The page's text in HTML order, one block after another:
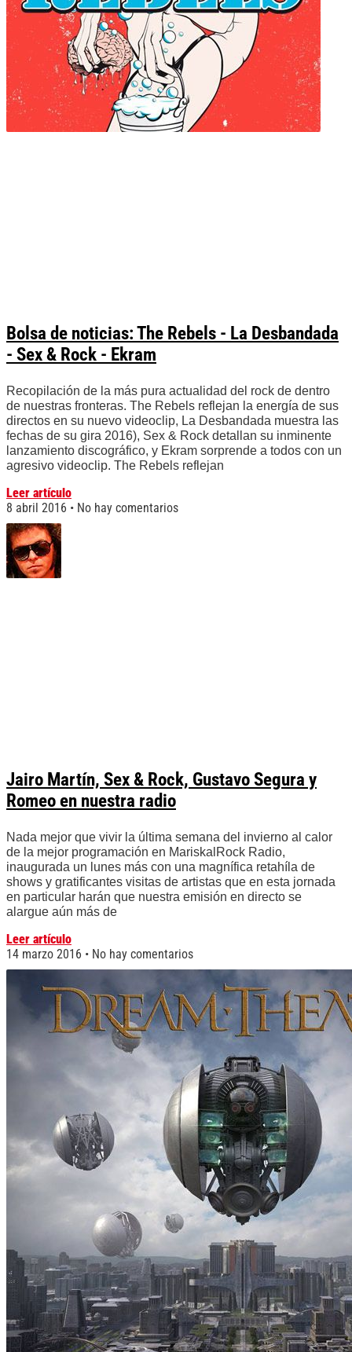
Bolsa de noticias: The Rebels - La Desbandada
- Sex & Rock - Ekram
Recopilación de la más pura actualidad del rock de dentro
de nuestras fronteras. The Rebels reflejan la energía de sus
directos en su nuevo videoclip, La Desbandada muestra las
fechas de su gira 2016), Sex & Rock detallan su inminente
lanzamiento discográfico, y Ekram sorprende a todos con un
agresivo videoclip. The Rebels reflejan
Leer artículo
8 abril 2016
No hay comentarios
Jairo Martín, Sex & Rock, Gustavo Segura y
Romeo en nuestra radio
Nada mejor que vivir la última semana del invierno al calor
de la mejor programación en MariskalRock Radio,
inaugurada un lunes más con una magnífica retahíla de
shows y gratificantes visitas de artistas que en esta jornada
en particular harán que nuestra emisión en directo se
alargue aún más de
Leer artículo
14 marzo 2016
No hay comentarios